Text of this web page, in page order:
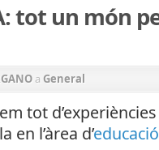
tot un món
a General
tot
en l’àrea d’